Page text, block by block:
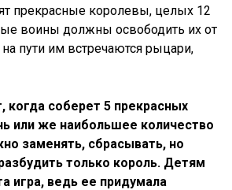
прекрасные королевы, целых 12
воины должны освободить их от
на пути им встречаются рыцари,
когда соберет 5 прекрасных
или же наибольшее количество
заменять, сбрасывать, но
только король. Детям
игра, ведь ее придумала